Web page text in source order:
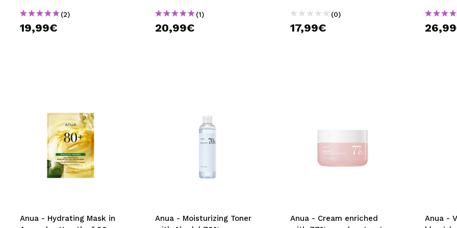
(2)
19,99€
(1)
20,99€
(0)
17,99€
Anua - Hydrating Mask in
Anua - Moisturizing Toner
Anua - Cream enriched
Anua -